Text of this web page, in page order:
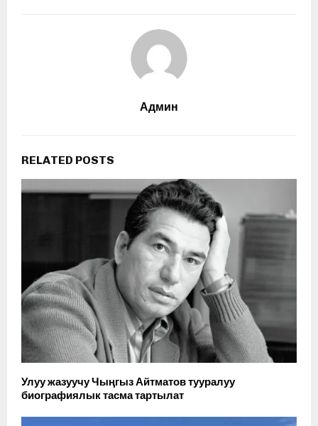
Админ
RELATED POSTS
Улуу жазуучу Чыңгыз Айтматов тууралуу
биографиялык тасма тартылат